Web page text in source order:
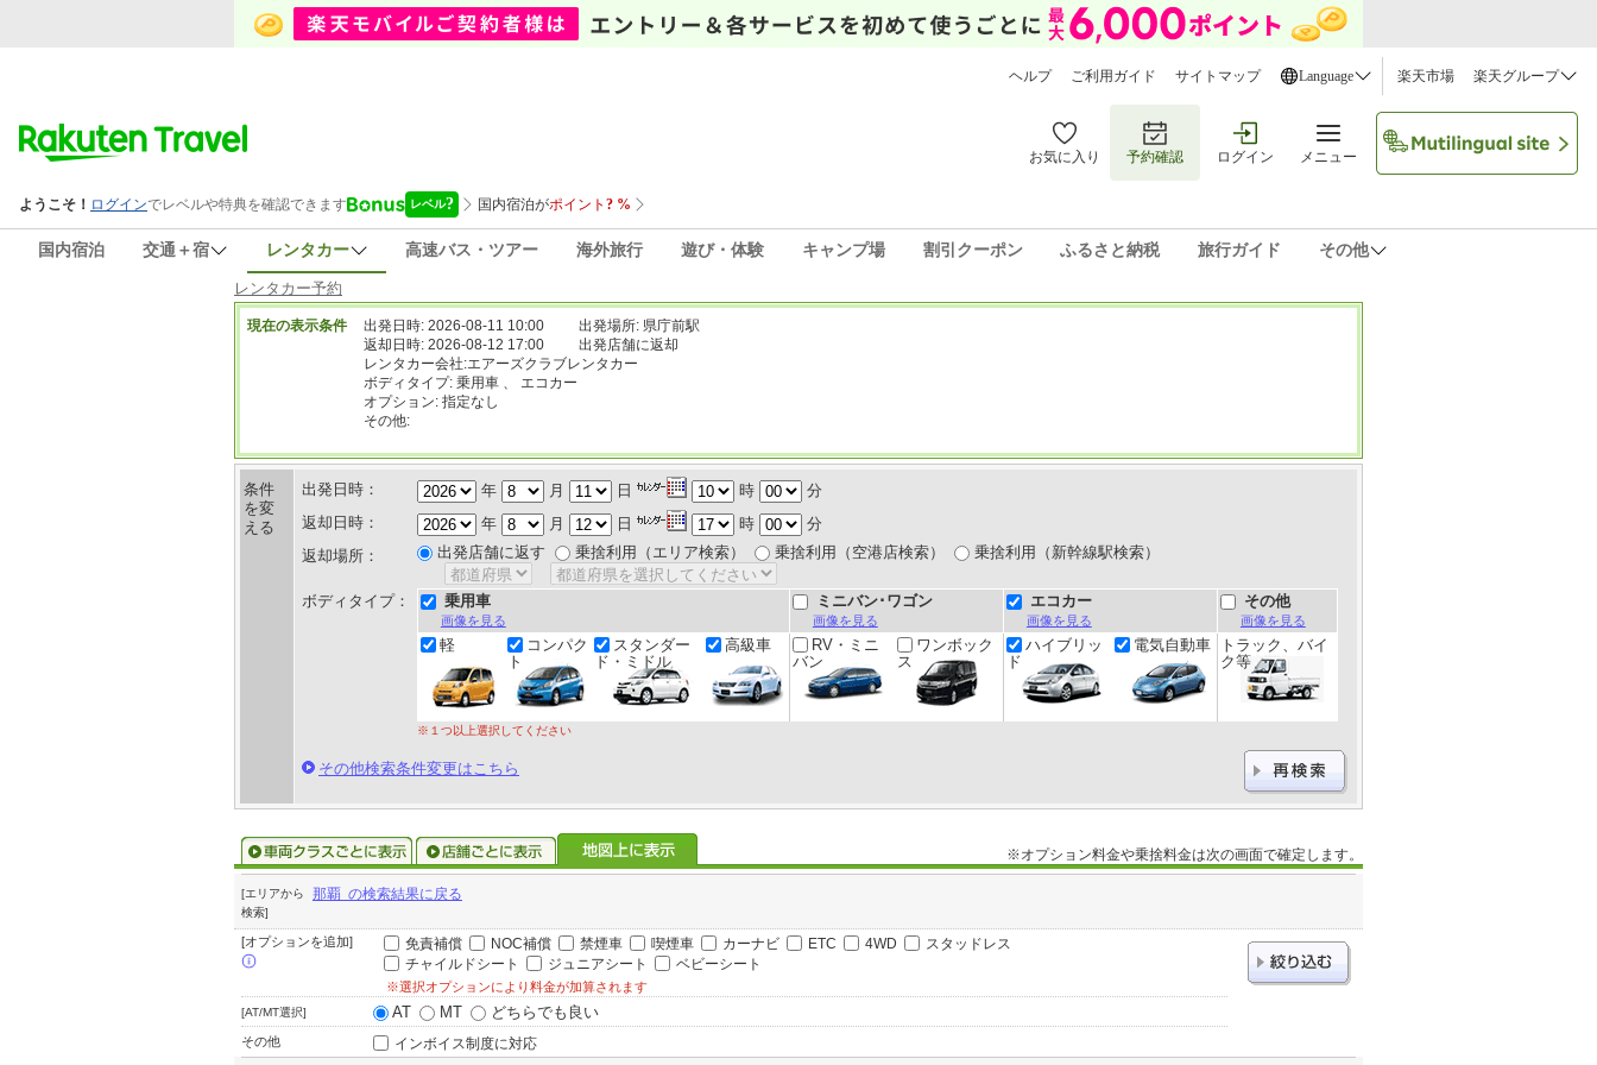
ヘルプ ご利用ガイド サイトマップ Language 楽天市場 楽天グループ
お気に入り 予約確認 ログイン メニュー
国内宿泊 交通＋宿 レンタカー 高速バス・ツアー 海外旅行 遊び・体験 キャンプ場 割引クーポン ふるさと納税 旅行ガイド その他
レンタカー予約
現在の表示条件 出発日時: 2026-08-11 10:00
出発場所: 県庁前駅
返却日時: 2026-08-12 17:00
出発店舗に返却
レンタカー会社:エアーズクラブレンタカー
ボディタイプ: 乗用車 、 エコカー
オプション: 指定なし
その他:
条件
を変
える
出発日時： 年 月 日 時
分
返却日時：
年 月 日 時
分
返却場所：
出発店舗に返す 乗捨利用（エリア検索） 乗捨利用（空港店検索） 乗捨利用（新幹線駅検索）
ボディタイプ： 乗用車
画像を見る
ミニバン･ワゴン
画像を見る
エコカー
画像を見る
その他
画像を見る
軽
コンパク
ト
スタンダー
ド・ミドル
高級車
RV・ミニ
バン
ワンボック
ス
ハイブリッ
ド
電気自動車
トラック、バイ
ク等
※１つ以上選択してください
その他検索条件変更はこちら
※オプション料金や乗捨料金は次の画面で確定します。
[エリアから
検索]
那覇 の検索結果に戻る
[オプションを追加] 免責補償 NOC補償 禁煙車 喫煙車 カーナビ ETC 4WD
スタッドレス
チャイルドシート
ジュニアシート ベビーシート
※選択オプションにより料金が加算されます
[AT/MT選択] AT MT どちらでも良い
その他 インボイス制度に対応